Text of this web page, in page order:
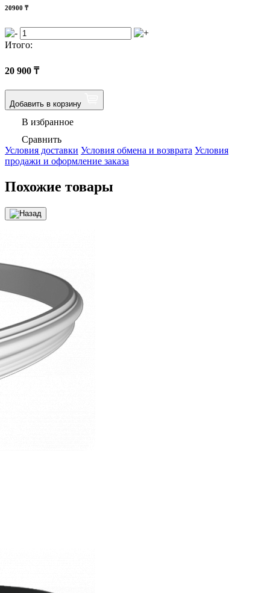
20900 ₸
Итого:
20 900 ₸
Добавить в корзину
В избранное
Сравнить
Условия доставки Условия обмена и возврата Условия
продажи и оформление заказа
Похожие товары